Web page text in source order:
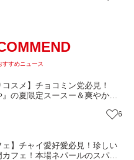
き】
すすめニュース
コスメ】チョコミン党必見！
』の夏限定スースー＆爽やかラ
6
ェ】チャイ愛好愛必見！珍しい
フェ！本場ネパールのスパイ